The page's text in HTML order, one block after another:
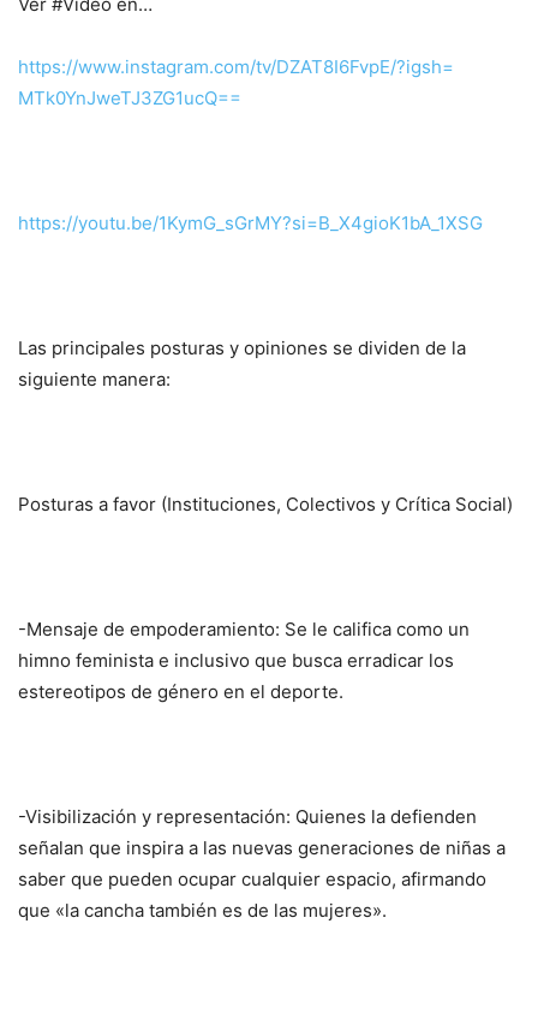
https://www.instagram.com/tv/DZAT8I6FvpE/?igsh=
MTk0YnJweTJ3ZG1ucQ==
https://youtu.be/1KymG_sGrMY?si=B_X4gioK1bA_1XSG
Las principales posturas y opiniones se dividen de la
siguiente manera:
Posturas a favor (Instituciones, Colectivos y Crítica Social)
-Mensaje de empoderamiento: Se le califica como un
himno feminista e inclusivo que busca erradicar los
estereotipos de género en el deporte.
-Visibilización y representación: Quienes la defienden
señalan que inspira a las nuevas generaciones de niñas a
saber que pueden ocupar cualquier espacio, afirmando
que «la cancha también es de las mujeres».